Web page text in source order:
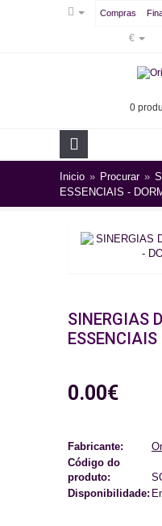
Compras
€
0
Inicio » Procurar »
ESSENCIAIS -
SINERGIAS
ESSENCIAIS
0.00€
Fabricante:
Código do
produto:
Disponibilidade: